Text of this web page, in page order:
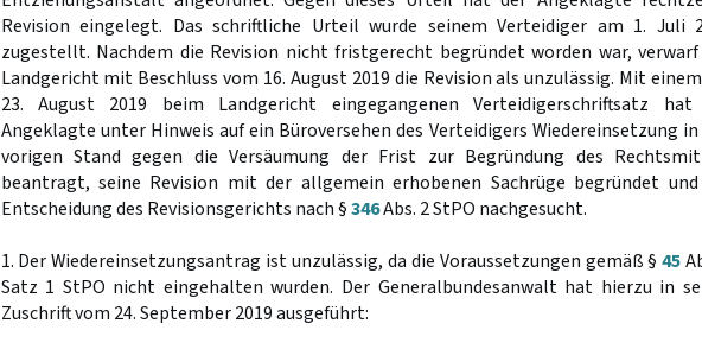
Revision eingelegt. Das schriftliche Urteil wurde seinem Verteidiger am 1. Juli
zugestellt. Nachdem die Revision nicht fristgerecht begründet worden war, verwarf
Landgericht mit Beschluss vom 16. August 2019 die Revision als unzulässig. Mit
23. August 2019 beim Landgericht eingegangenen Verteidigerschriftsatz
Angeklagte unter Hinweis auf ein Büroversehen des Verteidigers Wiedereinsetzung in
vorigen Stand gegen die Versäumung der Frist zur Begründung des
beantragt, seine Revision mit der allgemein erhobenen Sachrüge begründet
Entscheidung des Revisionsgerichts nach §346Abs. 2 StPO nachgesucht.
1. Der Wiedereinsetzungsantrag ist unzulässig, da die Voraussetzungen gemäß §45
Satz 1 StPO nicht eingehalten wurden. Der Generalbundesanwalt hat hierzu in
Zuschrift vom 24. September 2019 ausgeführt: